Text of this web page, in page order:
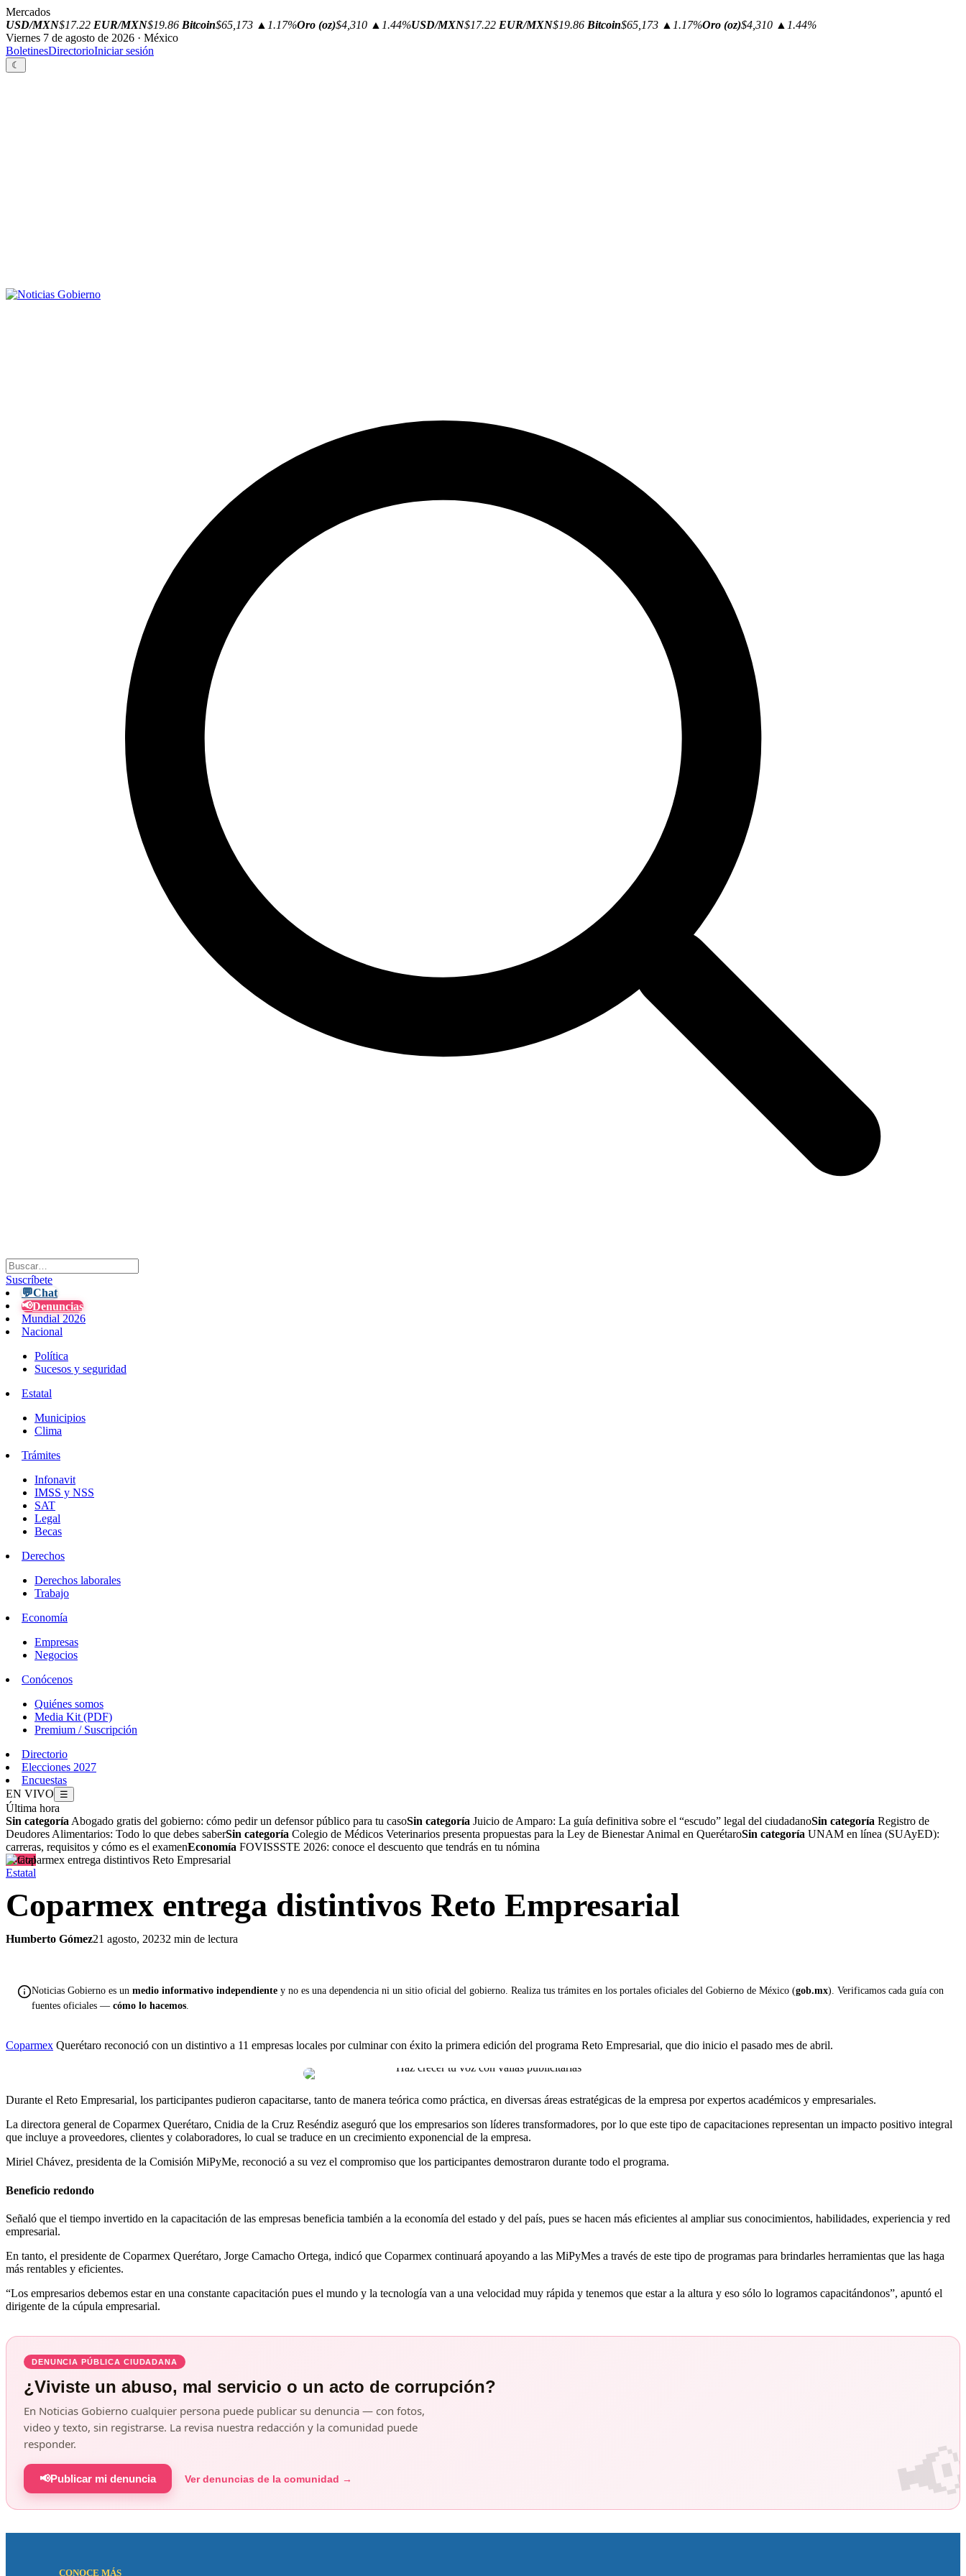
Mercados
USD/MXN$17.22 EUR/MXN$19.86 Bitcoin$65,173 ▲1.17%Oro (oz)$4,310 ▲1.44%USD/MXN$17.22 EUR/MXN$19.86 Bitcoin$65,173 ▲1.17%Oro (oz)$4,310 ▲1.44%
Viernes 7 de agosto de 2026 · México
BoletinesDirectorioIniciar sesión
☾
Suscríbete
💬Chat
📢Denuncias
Mundial 2026
Nacional
Política
Sucesos y seguridad
Estatal
Municipios
Clima
Trámites
Infonavit
IMSS y NSS
SAT
Legal
Becas
Derechos
Derechos laborales
Trabajo
Economía
Empresas
Negocios
Conócenos
Quiénes somos
Media Kit (PDF)
Premium / Suscripción
Directorio
Elecciones 2027
Encuestas
EN VIVO
☰
Última hora
Sin categoría Abogado gratis del gobierno: cómo pedir un defensor público para tu casoSin categoría Juicio de Amparo: La guía definitiva sobre el “escudo” legal del ciudadanoSin categoría Registro de
Deudores Alimentarios: Todo lo que debes saberSin categoría Colegio de Médicos Veterinarios presenta propuestas para la Ley de Bienestar Animal en QuerétaroSin categoría UNAM en línea (SUAyED):
carreras, requisitos y cómo es el examenEconomía FOVISSSTE 2026: conoce el descuento que tendrás en tu nómina
Estatal
Estatal
Coparmex entrega distintivos Reto Empresarial
Humberto Gómez21 agosto, 20232 min de lectura
Noticias Gobierno es un medio informativo independiente y no es una dependencia ni un sitio oficial del gobierno. Realiza tus trámites en los portales oficiales del Gobierno de México (gob.mx). Verificamos cada guía con
fuentes oficiales — cómo lo hacemos.
Coparmex Querétaro reconoció con un distintivo a 11 empresas locales por culminar con éxito la primera edición del programa Reto Empresarial, que dio inicio el pasado mes de abril.
Durante el Reto Empresarial, los participantes pudieron capacitarse, tanto de manera teórica como práctica, en diversas áreas estratégicas de la empresa por expertos académicos y empresariales.
La directora general de Coparmex Querétaro, Cnidia de la Cruz Reséndiz aseguró que los empresarios son líderes transformadores, por lo que este tipo de capacitaciones representan un impacto positivo integral
que incluye a proveedores, clientes y colaboradores, lo cual se traduce en un crecimiento exponencial de la empresa.
Miriel Chávez, presidenta de la Comisión MiPyMe, reconoció a su vez el compromiso que los participantes demostraron durante todo el programa.
Beneficio redondo
Señaló que el tiempo invertido en la capacitación de las empresas beneficia también a la economía del estado y del país, pues se hacen más eficientes al ampliar sus conocimientos, habilidades, experiencia y red
empresarial.
En tanto, el presidente de Coparmex Querétaro, Jorge Camacho Ortega, indicó que Coparmex continuará apoyando a las MiPyMes a través de este tipo de programas para brindarles herramientas que las haga
más rentables y eficientes.
“Los empresarios debemos estar en una constante capacitación pues el mundo y la tecnología van a una velocidad muy rápida y tenemos que estar a la altura y eso sólo lo logramos capacitándonos”, apuntó el
dirigente de la cúpula empresarial.
DENUNCIA PÚBLICA CIUDADANA
¿Viviste un abuso, mal servicio o un acto de corrupción?
En Noticias Gobierno cualquier persona puede publicar su denuncia — con fotos,
video y texto, sin registrarse. La revisa nuestra redacción y la comunidad puede
responder.
📢Publicar mi denuncia Ver denuncias de la comunidad →
CONOCE MÁS